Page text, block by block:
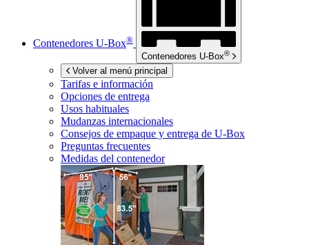
Contenedores U-Box®
Contenedores U-Box®
Volver al menú principal
Tarifas e información
Opciones de entrega
Usos habituales
Mudanzas internacionales
Consejos de empaque y entrega de U-Box
Preguntas frecuentes
Medidas del contenedor